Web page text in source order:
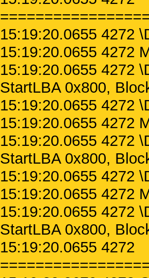
15:19:20.0655 4272
15:19:20.0655 4272
15:19:20.0655 4272
StartLBA 0x800,
15:19:20.0655 4272
15:19:20.0655 4272
15:19:20.0655 4272
StartLBA 0x800,
15:19:20.0655 4272
15:19:20.0655 4272
15:19:20.0655 4272
StartLBA 0x800,
15:19:20.0655 4272